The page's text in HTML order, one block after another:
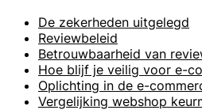
De zekerheden uitgelegd
Reviewbeleid
Betrouwbaarheid van
Hoe blijf je veilig voor e-
Oplichting in de e-
Vergelijking webshop